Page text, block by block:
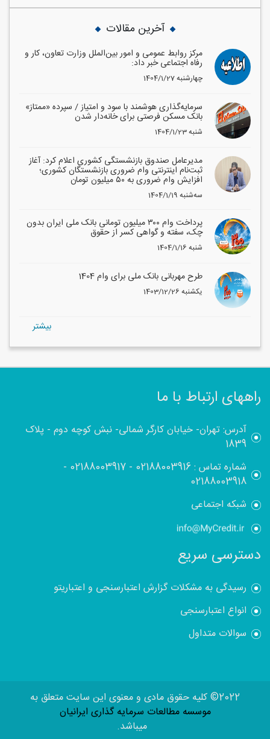
آخرین مقالات
مرکز روابط عمومی و امور بین‌الملل وزارت تعاون، کار و
رفاه اجتماعی خبر داد:
1404/1/27 چهارشنبه
سرمایه‌گذاری هوشمند با سود و امتیاز / سپرده «ممتاز»
بانک مسکن فرصتی برای خانه‌دار شدن
1404/1/23 شنبه
مدیرعامل صندوق بازنشستگی کشوری اعلام کرد: آغاز
ثبت‌نام اینترنتی وام ضروری بازنشستگان کشوری؛
افزایش وام ضروری به ۵۰ میلیون تومان
1404/1/19 سه‌شنبه
پرداخت وام ۳۰۰ میلیون تومانی بانک ملی ایران بدون
چک، سفته و گواهی کسر از حقوق
1404/1/16 شنبه
طرح مهربانی بانک ملی برای وام 1404
1403/12/26 یکشنبه
بيشتر
راههای ارتباط با ما
آدرس: تهران- خیابان کارگر شمالی- نبش کوچه دوم - پلاک
1839
شماره تماس :02188003916
-
02188003917
-
02188003918
شبکه اجتماعی
دسترسی سریع
رسیدگی به مشکلات گزارش اعتبارسنجی و اعتباریتو
انواع اعتبارسنجی
سوالات متداول
2022© کلیه حقوق مادی و معنوی این سایت متعلق به
موسسه مطالعات سرمایه گذاری ایرانیان
میباشد.